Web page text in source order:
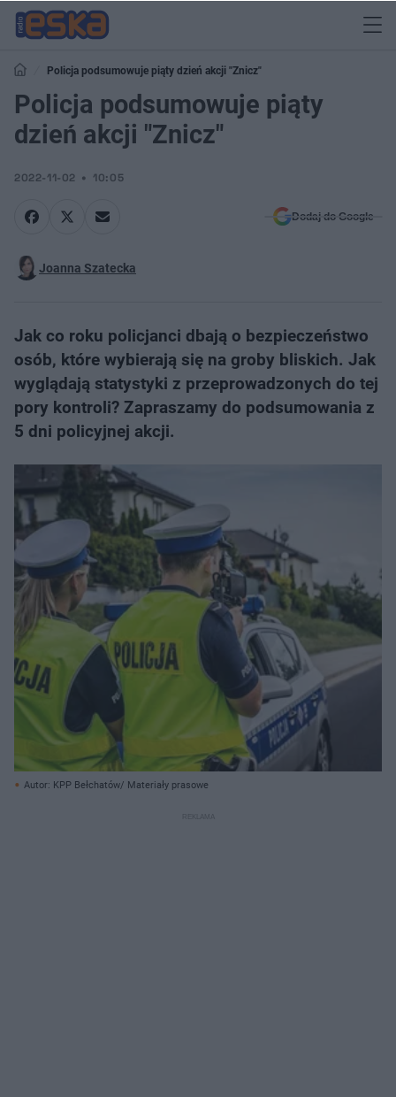
Policja podsumowuje piąty dzień akcji "Znicz"
Policja podsumowuje piąty
dzień akcji "Znicz"
2022-11-02 10:05
Dodaj do Google
Joanna Szatecka
Jak co roku policjanci dbają o bezpieczeństwo
osób, które wybierają się na groby bliskich. Jak
wyglądają statystyki z przeprowadzonych do tej
pory kontroli? Zapraszamy do podsumowania z
5 dni policyjnej akcji.
Autor: KPP Bełchatów/ Materiały prasowe